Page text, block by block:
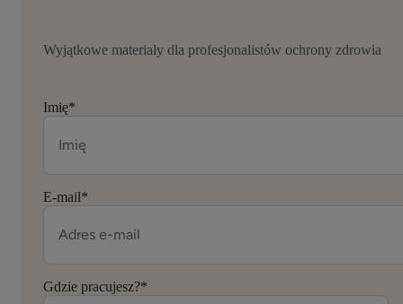
Wyjątkowe materiały dla profesjonalistów ochrony zdrowia
Imię*
E-mail*
Gdzie pracujesz?*